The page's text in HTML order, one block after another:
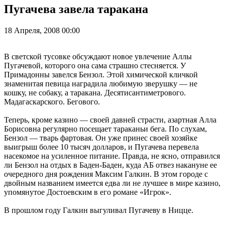
Пугачева завела таракана
18 Апреля, 2008 00:00
В светской тусовке обсуждают новое увлечение Аллы
Пугачевой, которого она сама страшно стесняется. У
Примадонны завелся Бензол. Этой химической кличкой
знаменитая певица наградила любимую зверушку — не
кошку, не собаку, а таракана. Десятисантиметрового.
Мадагаскарского. Бегового.
Теперь, кроме казино — своей давней страсти, азартная Алла
Борисовна регулярно посещает тараканьи бега. По слухам,
Бензол — тварь фартовая. Он уже принес своей хозяйке
выигрыш более 10 тысяч долларов, и Пугачева перевела
насекомое на усиленное питание. Правда, не ясно, отправился
ли Бензол на отдых в Баден-Баден, куда АБ отвез накануне ее
очередного дня рождения Максим Галкин. В этом городе с
двойным названием имеется едва ли не лучшее в мире казино,
упомянутое Достоевским в его романе «Игрок».
В прошлом году Галкин выгуливал Пугачеву в Ницце.